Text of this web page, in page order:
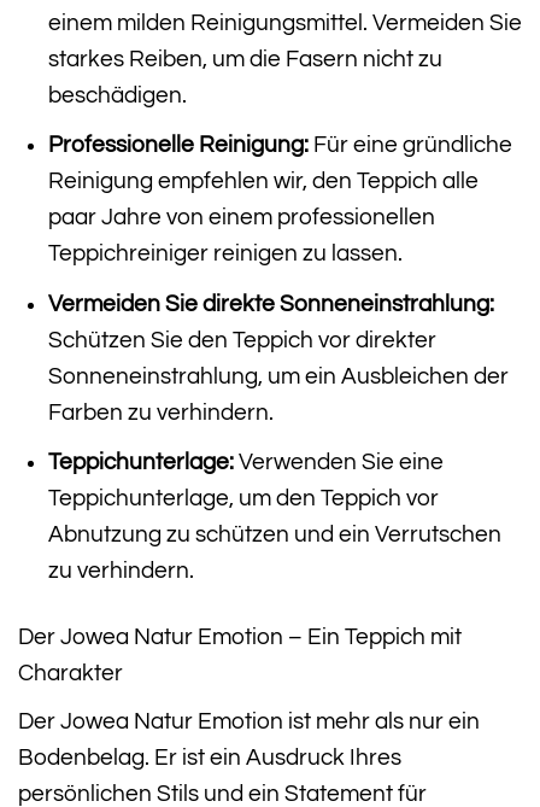
einem milden Reinigungsmittel. Vermeiden Sie
starkes Reiben, um die Fasern nicht zu
beschädigen.
Professionelle Reinigung:Für eine gründliche
Reinigung empfehlen wir, den Teppich alle
paar Jahre von einem professionellen
Teppichreiniger reinigen zu lassen.
Vermeiden Sie direkte Sonneneinstrahlung:
Schützen Sie den Teppich vor direkter
Sonneneinstrahlung, um ein Ausbleichen der
Farben zu verhindern.
Teppichunterlage:Verwenden Sie eine
Teppichunterlage, um den Teppich vor
Abnutzung zu schützen und ein Verrutschen
zu verhindern.
Der Jowea Natur Emotion – Ein Teppich mit
Charakter
Der Jowea Natur Emotion ist mehr als nur ein
Bodenbelag. Er ist ein Ausdruck Ihres
persönlichen Stils und ein Statement für